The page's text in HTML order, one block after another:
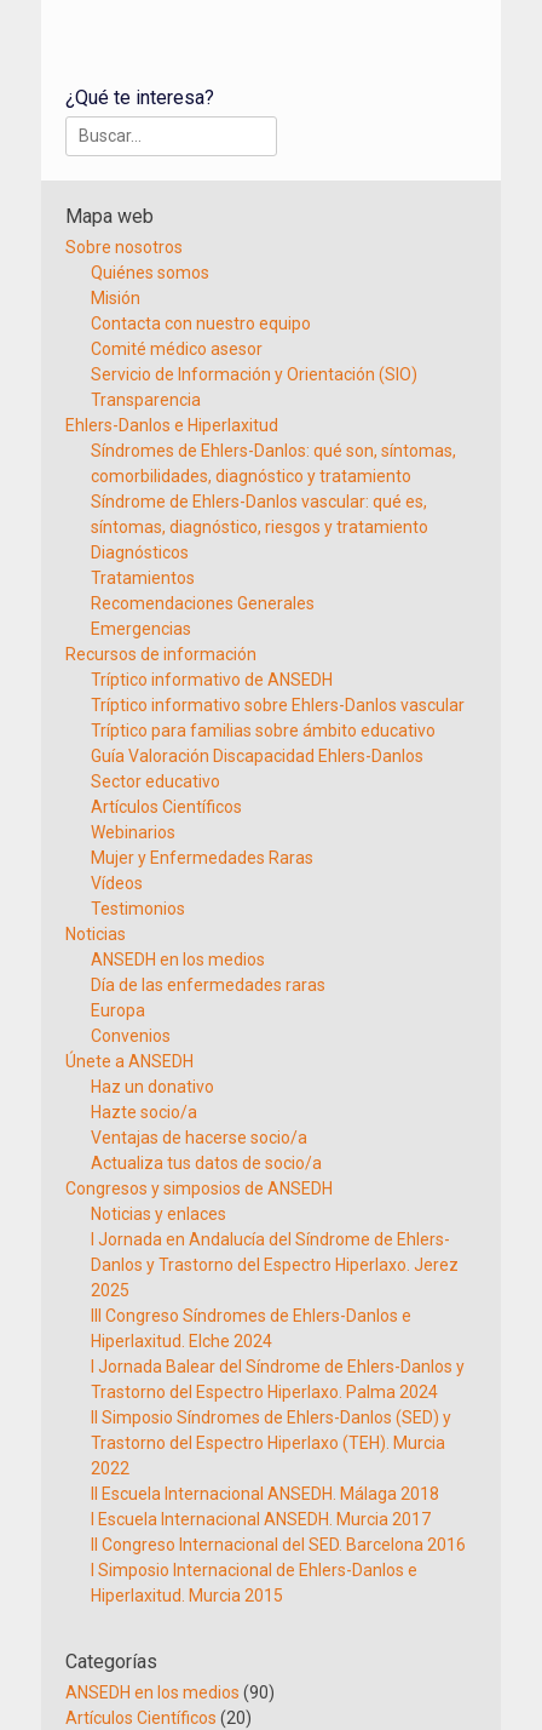
¿Qué te interesa?
Buscar:
Mapa web
Sobre nosotros
Quiénes somos
Misión
Contacta con nuestro equipo
Comité médico asesor
Servicio de Información y Orientación (SIO)
Transparencia
Ehlers-Danlos e Hiperlaxitud
Síndromes de Ehlers-Danlos: qué son, síntomas,
comorbilidades, diagnóstico y tratamiento
Síndrome de Ehlers-Danlos vascular: qué es,
síntomas, diagnóstico, riesgos y tratamiento
Diagnósticos
Tratamientos
Recomendaciones Generales
Emergencias
Recursos de información
Tríptico informativo de ANSEDH
Tríptico informativo sobre Ehlers-Danlos vascular
Tríptico para familias sobre ámbito educativo
Guía Valoración Discapacidad Ehlers-Danlos
Sector educativo
Artículos Científicos
Webinarios
Mujer y Enfermedades Raras
Vídeos
Testimonios
Noticias
ANSEDH en los medios
Día de las enfermedades raras
Europa
Convenios
Únete a ANSEDH
Haz un donativo
Hazte socio/a
Ventajas de hacerse socio/a
Actualiza tus datos de socio/a
Congresos y simposios de ANSEDH
Noticias y enlaces
I Jornada en Andalucía del Síndrome de Ehlers-
Danlos y Trastorno del Espectro Hiperlaxo. Jerez
2025
III Congreso Síndromes de Ehlers-Danlos e
Hiperlaxitud. Elche 2024
I Jornada Balear del Síndrome de Ehlers-Danlos y
Trastorno del Espectro Hiperlaxo. Palma 2024
II Simposio Síndromes de Ehlers-Danlos (SED) y
Trastorno del Espectro Hiperlaxo (TEH). Murcia
2022
II Escuela Internacional ANSEDH. Málaga 2018
I Escuela Internacional ANSEDH. Murcia 2017
II Congreso Internacional del SED. Barcelona 2016
I Simposio Internacional de Ehlers-Danlos e
Hiperlaxitud. Murcia 2015
Categorías
ANSEDH en los medios (90)
Artículos Científicos (20)